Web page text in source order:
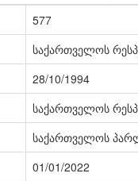
577
საქართველოს
28/10/1994
საქართველოს
საქართველოს
01/01/2022